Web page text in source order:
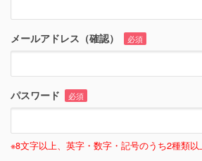
メールアドレス（確認） 必須
パスワード 必須
※8文字以上、英字・数字・記号のうち2種類以